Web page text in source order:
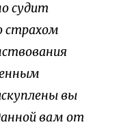
судит
страхом
вы
вам от